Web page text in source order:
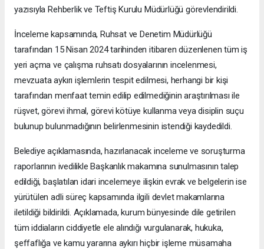
yazısıyla Rehberlik ve Teftiş Kurulu Müdürlüğü görevlendirildi.
İnceleme kapsamında, Ruhsat ve Denetim Müdürlüğü
tarafından 15 Nisan 2024 tarihinden itibaren düzenlenen tüm iş
yeri açma ve çalışma ruhsatı dosyalarının incelenmesi,
mevzuata aykırı işlemlerin tespit edilmesi, herhangi bir kişi
tarafından menfaat temin edilip edilmediğinin araştırılması ile
rüşvet, görevi ihmal, görevi kötüye kullanma veya disiplin suçu
bulunup bulunmadığının belirlenmesinin istendiği kaydedildi.
Belediye açıklamasında, hazırlanacak inceleme ve soruşturma
raporlarının ivedilikle Başkanlık makamına sunulmasının talep
edildiği, başlatılan idari incelemeye ilişkin evrak ve belgelerin ise
yürütülen adli süreç kapsamında ilgili devlet makamlarına
iletildiği bildirildi. Açıklamada, kurum bünyesinde dile getirilen
tüm iddiaların ciddiyetle ele alındığı vurgulanarak, hukuka,
şeffaflığa ve kamu yararına aykırı hiçbir işleme müsamaha